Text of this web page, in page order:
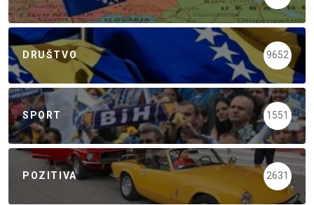
DRUŠTVO 9652
SPORT 1551
POZITIVA 2631